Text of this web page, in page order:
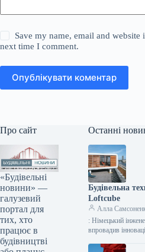
Save my name, email and website
next time I comment.
Опублікувати коментар
Про сайт
«Будівельні
новини» —
галузевий
портал для
тих, хто
працює в
будівництві
Останні
Будівельна
Loftcube
Алла
: Німецький
впровадив
компактні